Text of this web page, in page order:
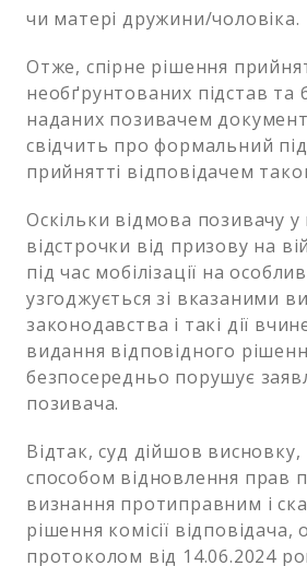
чи матері дружини/чоловіка.
Отже, спірне рішення
необґрунтованих підстав та
наданих позивачем
свідчить про формальний
прийнятті відповідачем
Оскільки відмова позивачу у
відстрочки від призову на
під час мобілізації на
узгоджується зі вказаними
законодавства і такі дії
видання відповідного
безпосередньо порушує
позивача.
Відтак, суд дійшов
способом відновлення прав
визнання протиправним і
рішення комісії
протоколом від 14.06.2024